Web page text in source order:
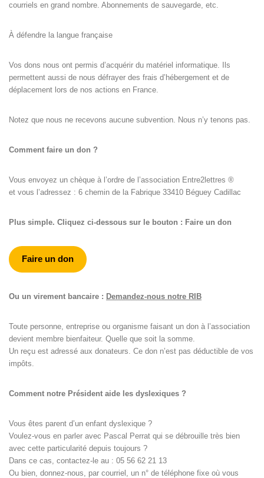
courriels en grand nombre. Abonnements de sauvegarde, etc.
À défendre la langue française
Vos dons nous ont permis d’acquérir du matériel informatique. Ils
permettent aussi de nous défrayer des frais d’hébergement et de
déplacement lors de nos actions en France.
Notez que nous ne recevons aucune subvention. Nous n’y tenons pas.
Comment faire un don ?
Vous envoyez un chèque à l’ordre de l’association Entre2lettres ®
et vous l’adressez : 6 chemin de la Fabrique 33410 Béguey Cadillac
Plus simple. Cliquez ci-dessous sur le bouton : Faire un don
Faire un don
Ou un virement bancaire : Demandez-nous notre RIB
Toute personne, entreprise ou organisme faisant un don à l’association
devient membre bienfaiteur. Quelle que soit la somme.
Un reçu est adressé aux donateurs. Ce don n’est pas déductible de vos
impôts.
Comment notre Président aide les dyslexiques ?
Vous êtes parent d’un enfant dyslexique ?
Voulez-vous en parler avec Pascal Perrat qui se débrouille très bien
avec cette particularité depuis toujours ?
Dans ce cas, contactez-le au : 05 56 62 21 13
Ou bien, donnez-nous, par courriel, un n° de téléphone fixe où vous